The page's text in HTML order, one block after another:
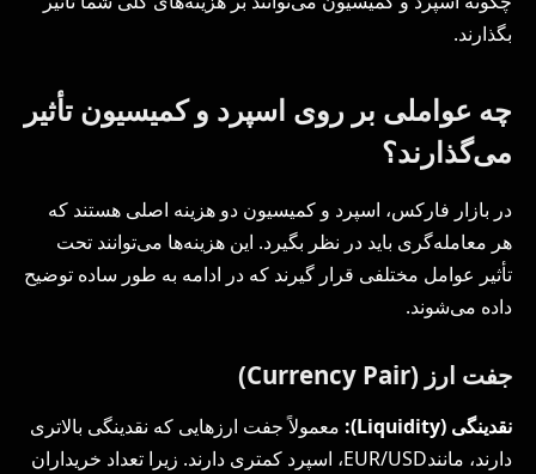
بگذارند.
چه عواملی بر روی اسپرد و کمیسیون تأثیر
می‌گذارند؟
در بازار فارکس، اسپرد و کمیسیون دو هزینه اصلی هستند که
هر معامله‌گری باید در نظر بگیرد. این هزینه‌ها می‌توانند تحت
تأثیر عوامل مختلفی قرار گیرند که در ادامه به طور ساده توضیح
داده می‌شوند.
جفت ارز (Currency Pair)
نقدینگی (Liquidity)
: معمولاً جفت ارزهایی که نقدینگی بالاتری
دارند، مانندEUR/USD، اسپرد کمتری دارند. زیرا تعداد خریداران